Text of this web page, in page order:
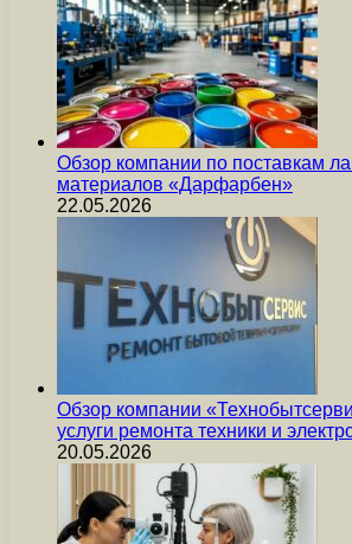
Обзор компании по поставкам
материалов «Дарфарбен»
22.05.2026
Обзор компании
услуги ремонта техники и
20.05.2026